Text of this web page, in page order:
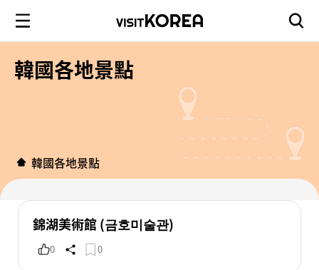
韓國各地景點
韓國各地景點
錦湖美術館 (금호미술관)
0 0